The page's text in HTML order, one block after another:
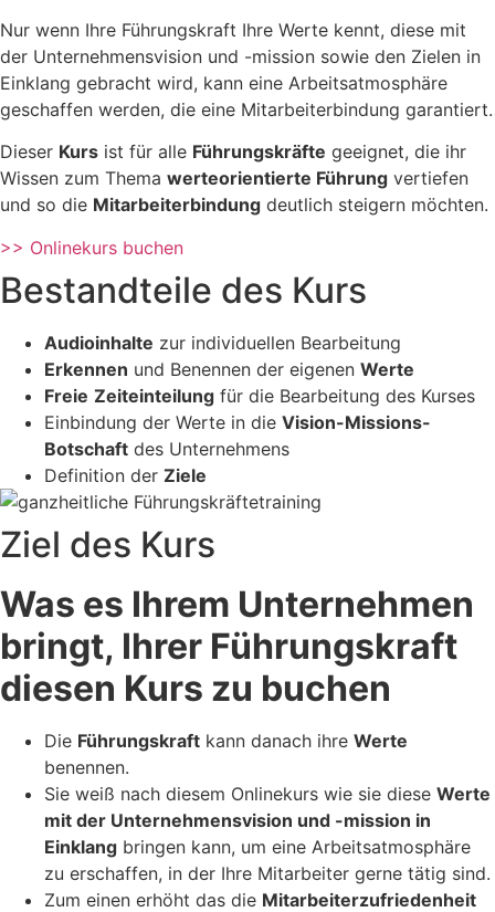
Nur wenn Ihre Führungskraft Ihre Werte kennt, diese mit
der Unternehmensvision und -mission sowie den Zielen in
Einklang gebracht wird, kann eine Arbeitsatmosphäre
geschaffen werden, die eine Mitarbeiterbindung garantiert.
Dieser Kurs ist für alle Führungskräfte geeignet, die ihr
Wissen zum Thema werteorientierte Führung vertiefen
und so die Mitarbeiterbindung deutlich steigern möchten.
>> Onlinekurs buchen
Bestandteile des Kurs
Audioinhalte zur individuellen Bearbeitung
Erkennen und Benennen der eigenen Werte
Freie Zeiteinteilung für die Bearbeitung des Kurses
Einbindung der Werte in die Vision-Missions-
Botschaft des Unternehmens
Definition der Ziele
Ziel des Kurs
Was es Ihrem Unternehmen
bringt, Ihrer Führungskraft
diesen Kurs zu buchen
Die Führungskraft kann danach ihre Werte
benennen.
Sie weiß nach diesem Onlinekurs wie sie diese Werte
mit der Unternehmensvision und -mission in
Einklang bringen kann, um eine Arbeitsatmosphäre
zu erschaffen, in der Ihre Mitarbeiter gerne tätig sind.
Zum einen erhöht das die Mitarbeiterzufriedenheit